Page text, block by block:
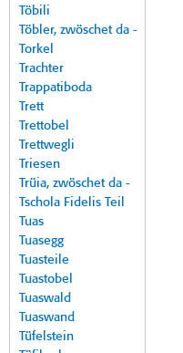
Töbili
Töbler, zwöschet da -
Torkel
Trachter
Trappatiboda
Trett
Trettobel
Trettwegli
Triesen
Trüia, zwöschet da -
Tschola Fidelis Teil
Tuas
Tuasegg
Tuasteile
Tuastobel
Tuaswald
Tuaswand
Tüfelstein